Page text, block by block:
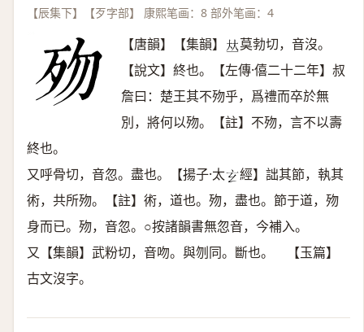
【辰集下】【歹字部】 康熙笔画：8 部外笔画：4
【唐韻】【集韻】 𠀤莫勃切，音沒。
【說文】終也。【左傳·僖二十二年】叔
詹曰：楚王其不歾乎，爲禮而卒於無
別，將何以歾。【註】不歾，言不以壽
終也。
又呼骨切，音忽。盡也。【揚子·太𤣥 經】詘其節，執其
術，共所歾。【註】術，道也。歾，盡也。節于道，歾
身而已。歾，音忽。○按諸韻書無忽音，今補入。
又【集韻】武粉切，音吻。與刎同。斷也。 【玉篇】
古文沒字。